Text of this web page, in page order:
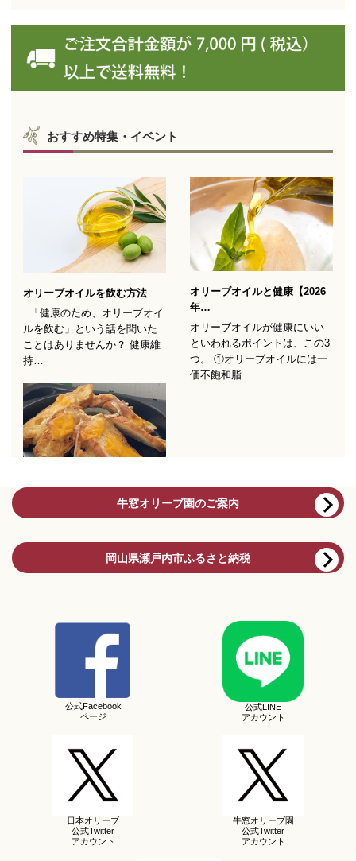
牛窓オリーブ園のご案内
岡山県瀬戸内市ふるさと納税
公式Facebook
ページ
公式LINE
アカウント
日本オリーブ
公式Twitter
アカウント
牛窓オリーブ園
公式Twitter
アカウント